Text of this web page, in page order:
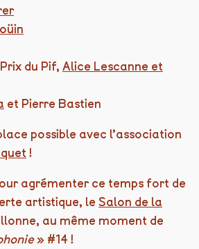
du Pif, Alice Lescanne et
et Pierre Bastien
possible avec l’association
!
agrémenter ce temps fort de
artistique, le Salon de la
au même moment de
» #14 !